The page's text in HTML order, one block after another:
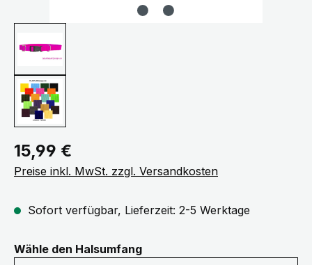
Regulärer Preis:
15,99 €
Preise inkl. MwSt. zzgl. Versandkosten
Sofort verfügbar, Lieferzeit: 2-5 Werktage
Wähle den Halsumfangauswählen